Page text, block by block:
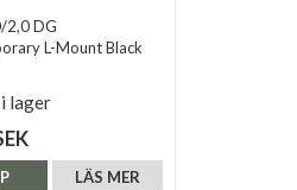
2,0 DG
L-Mount Black
lager
LÄS MER